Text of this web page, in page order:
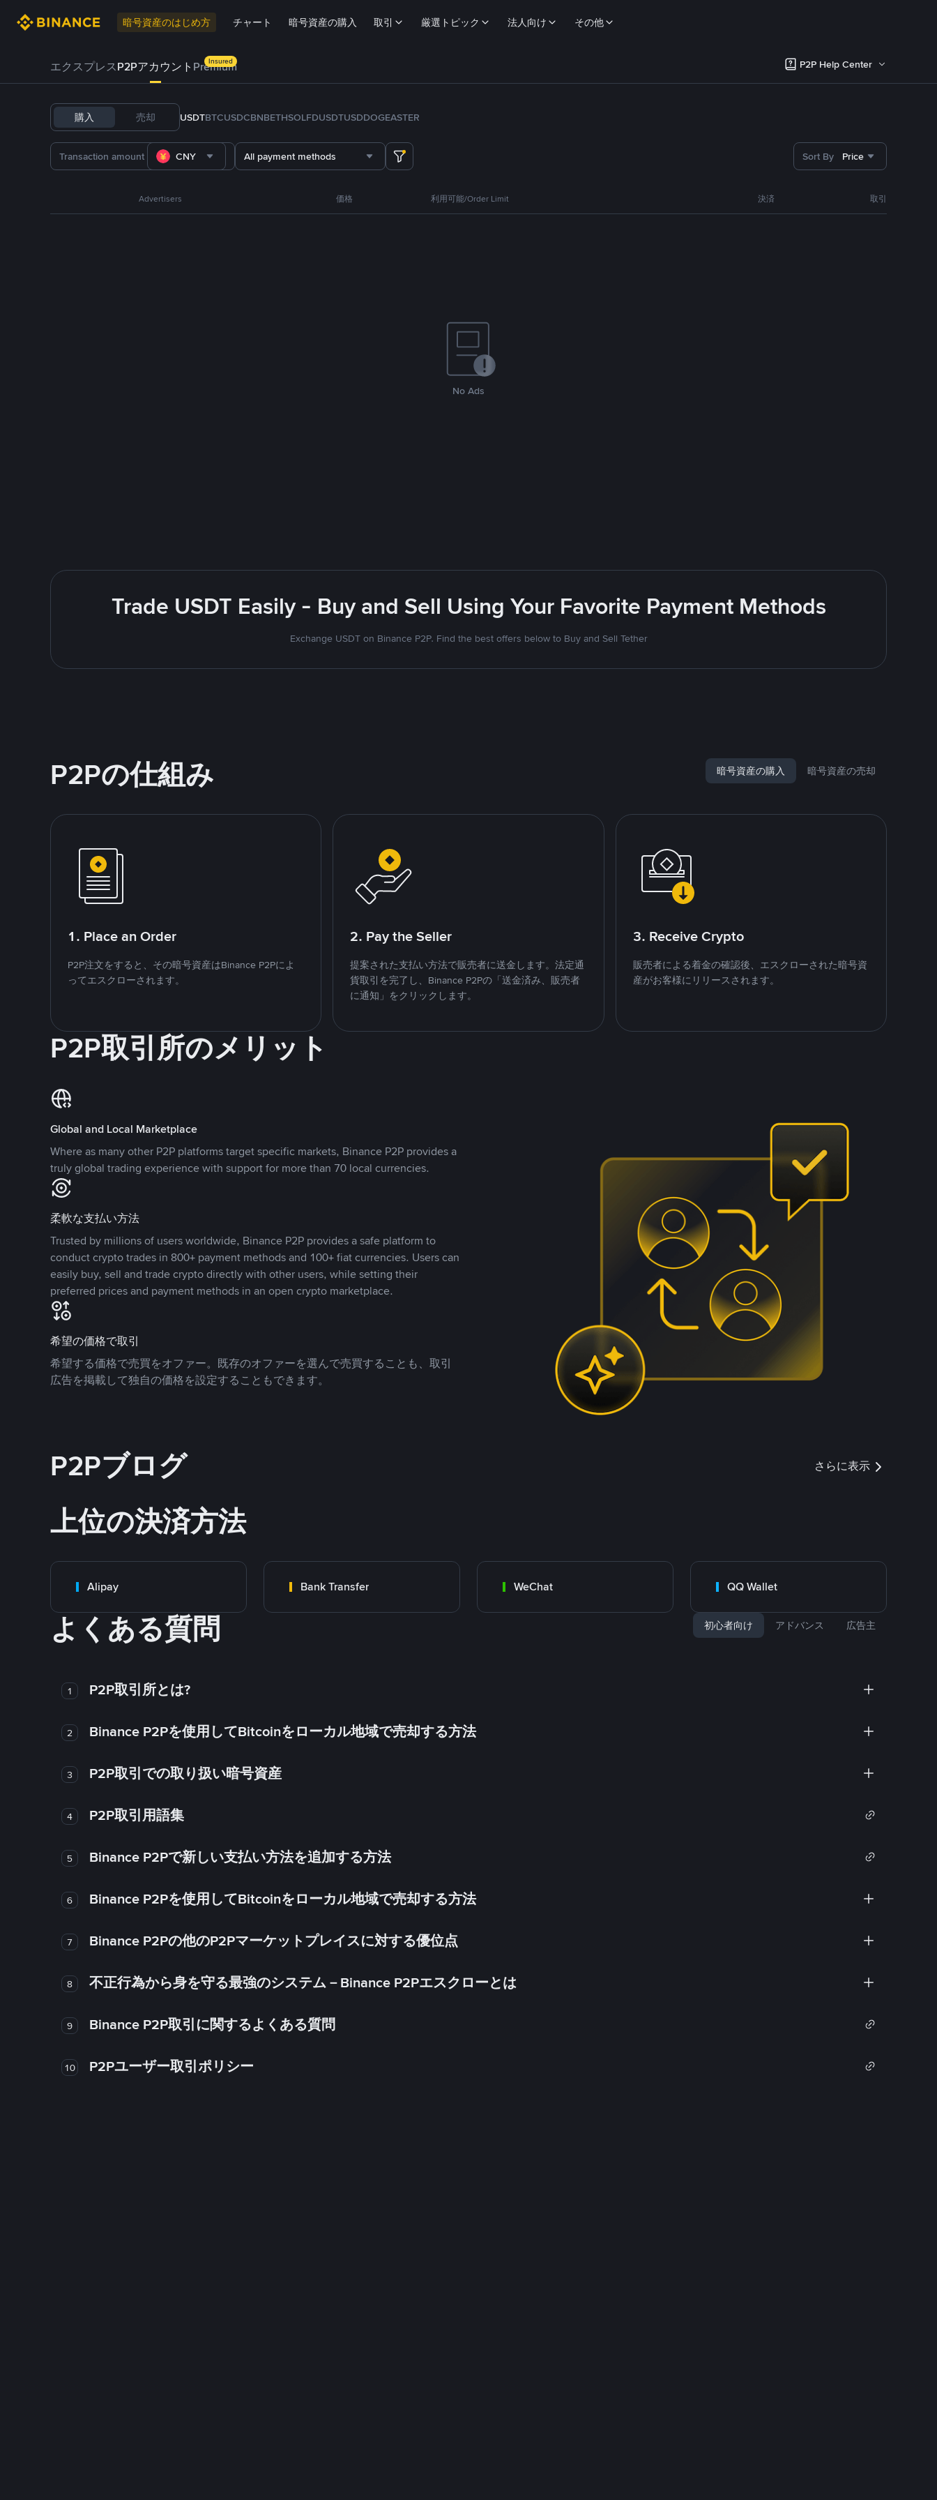
暗号資産のはじめ方 チャート 暗号資産の購入 取引 厳選トピック 法人向け その他
エクスプレスP2Pアカウント Premium
Insured P2P Help Center
購入 売却 USDTBTCUSDCBNBETHSOLFDUSDTUSDDOGEASTER
CNY All payment methods Sort By Price
Advertisers 価格 利用可能/Order Limit 決済 取引
No Ads
Trade USDT Easily - Buy and Sell Using Your Favorite Payment Methods
Exchange USDT on Binance P2P. Find the best offers below to Buy and Sell Tether
P2Pの仕組み 暗号資産の購入 暗号資産の売却
1. Place an Order
P2P注文をすると、その暗号資産はBinance P2Pによ
ってエスクローされます。
2. Pay the Seller
提案された支払い方法で販売者に送金します。法定通
貨取引を完了し、Binance P2Pの「送金済み、販売者
に通知」をクリックします。
3. Receive Crypto
販売者による着金の確認後、エスクローされた暗号資
産がお客様にリリースされます。
P2P取引所のメリット
Global and Local Marketplace
Where as many other P2P platforms target specific markets, Binance P2P provides a
truly global trading experience with support for more than 70 local currencies.
柔軟な支払い方法
Trusted by millions of users worldwide, Binance P2P provides a safe platform to
conduct crypto trades in 800+ payment methods and 100+ fiat currencies. Users can
easily buy, sell and trade crypto directly with other users, while setting their
preferred prices and payment methods in an open crypto marketplace.
希望の価格で取引
希望する価格で売買をオファー。既存のオファーを選んで売買することも、取引
広告を掲載して独自の価格を設定することもできます。
P2Pブログ さらに表示
上位の決済方法
Alipay Bank Transfer WeChat QQ Wallet
よくある質問 初心者向け アドバンス 広告主
1 P2P取引所とは?
2 Binance P2Pを使用してBitcoinをローカル地域で売却する方法
3 P2P取引での取り扱い暗号資産
4 P2P取引用語集
5 Binance P2Pで新しい支払い方法を追加する方法
6 Binance P2Pを使用してBitcoinをローカル地域で売却する方法
7 Binance P2Pの他のP2Pマーケットプレイスに対する優位点
8 不正行為から身を守る最強のシステム－Binance P2Pエスクローとは
9 Binance P2P取引に関するよくある質問
10 P2Pユーザー取引ポリシー